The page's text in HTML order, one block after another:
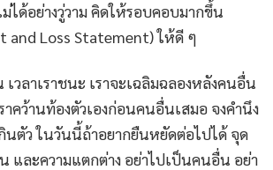
ได้อย่างวู่วาม คิดให้รอบคอบมากขึ้น
and Loss Statement) ให้ดี ๆ
เวลาเราชนะ เราจะเฉลิมฉลองหลังคนอื่น
าคว้านท้องตัวเองก่อนคนอื่นเสมอ จงคำนึง
นตัว ในวันนี้ถ้าอยากยืนหยัดต่อไปได้ จุด
และความแตกต่าง อย่าไปเป็นคนอื่น อย่า